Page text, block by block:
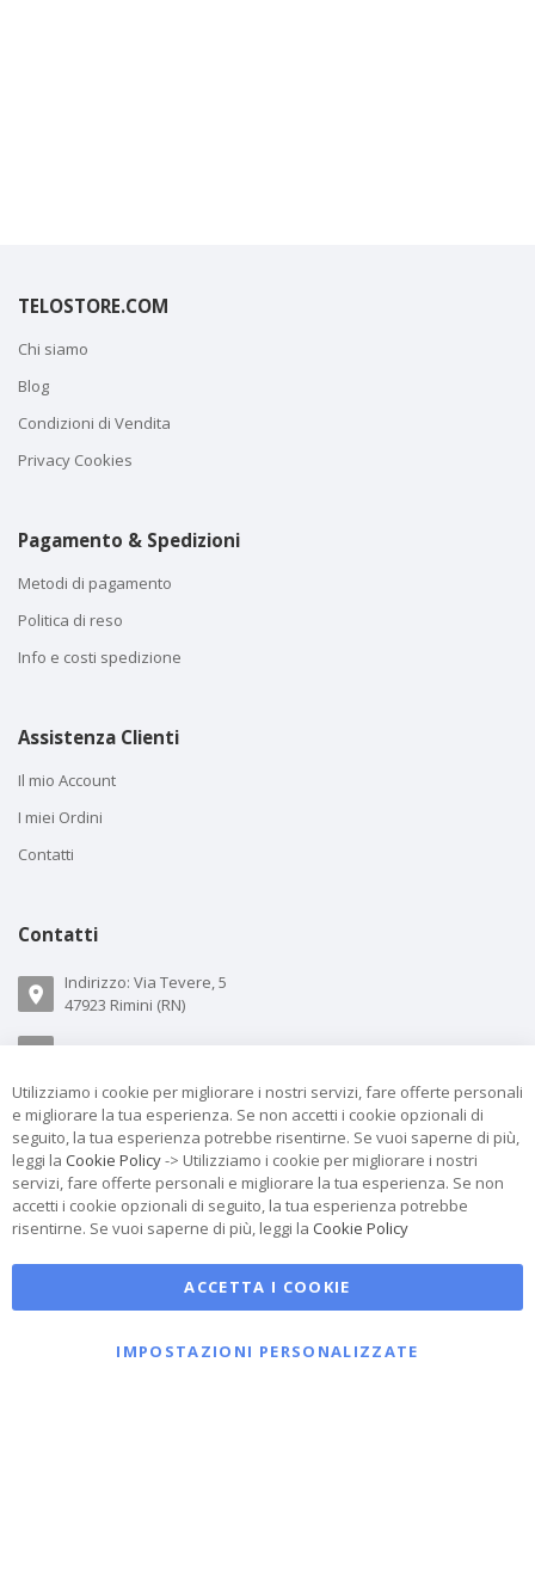
TELOSTORE.COM
Chi siamo
Blog
Condizioni di Vendita
Privacy Cookies
Pagamento & Spedizioni
Metodi di pagamento
Politica di reso
Info e costi spedizione
Assistenza Clienti
Il mio Account
I miei Ordini
Contatti
Contatti
Indirizzo: Via Tevere, 5
47923 Rimini (RN)
Cell. +39 348 4409694
Whatsapp. +39 348 4409694
Copyright © 2017 TeloStore di ISIDE P.IVA IT04334170406 Tutti i diritti
Utilizziamo i cookie per migliorare i nostri servizi, fare offerte personali
e migliorare la tua esperienza. Se non accetti i cookie opzionali di
seguito, la tua esperienza potrebbe risentirne. Se vuoi saperne di più,
leggi la Cookie Policy-> Utilizziamo i cookie per migliorare i nostri
servizi, fare offerte personali e migliorare la tua esperienza. Se non
accetti i cookie opzionali di seguito, la tua esperienza potrebbe
risentirne. Se vuoi saperne di più, leggi la Cookie Policy
ACCETTA I COOKIE
IMPOSTAZIONI PERSONALIZZATE